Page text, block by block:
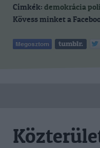
Címkék: demokrácia
Kövess minket a